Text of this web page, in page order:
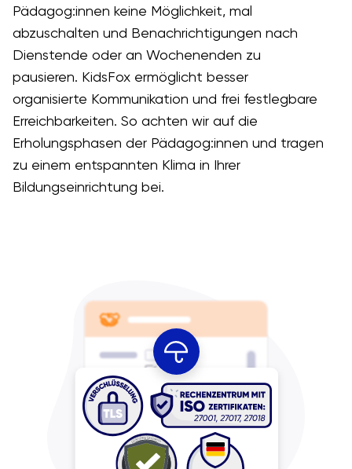
Pädagog:innen keine Möglichkeit, mal
abzuschalten und Benachrichtigungen nach
Dienstende oder an Wochenenden zu
pausieren. KidsFox ermöglicht besser
organisierte Kommunikation und frei festlegbare
Erreichbarkeiten. So achten wir auf die
Erholungsphasen der Pädagog:innen und tragen
zu einem entspannten Klima in Ihrer
Bildungseinrichtung bei.